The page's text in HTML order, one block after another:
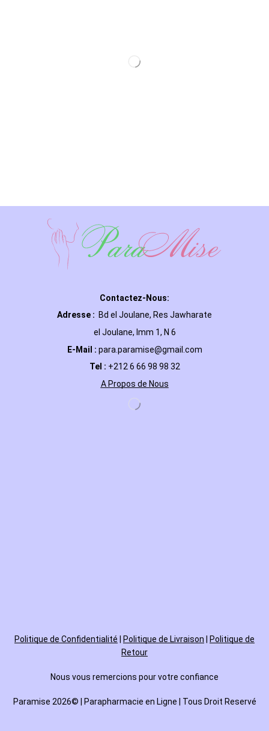
Contactez-Nous:
Adresse : Bd el Joulane, Res Jawharate
el Joulane, Imm 1, N 6
E-Mail : para.paramise@gmail.com
Tel : +212 6 66 98 98 32
A Propos de Nous
Politique de Confidentialité Politique de Livraison
Politique de
Retour
Nous vous remercions pour votre confiance
Paramise 2026© | Parapharmacie en Ligne | Tous Droit Reservé